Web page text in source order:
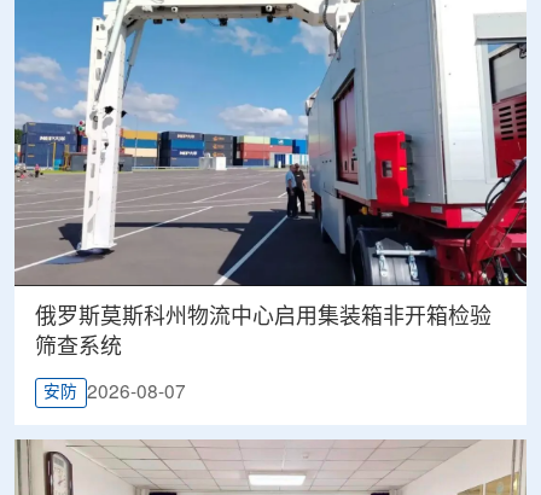
俄罗斯莫斯科州物流中心启用集装箱非开箱检验
筛查系统
安防 2026-08-07